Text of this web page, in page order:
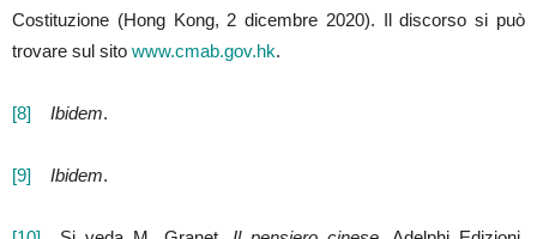
Costituzione (Hong Kong, 2 dicembre 2020). Il discorso si può
trovare sul sito www.cmab.gov.hk.
[8] Ibidem.
[9] Ibidem.